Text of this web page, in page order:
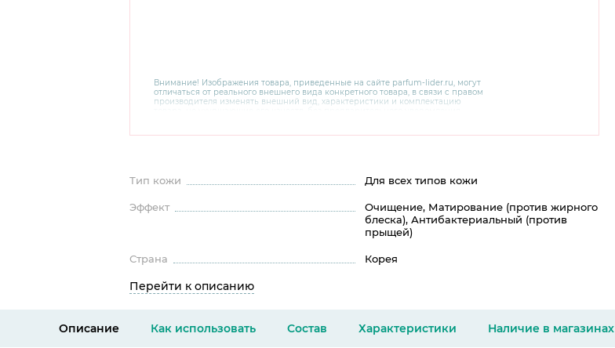
Внимание! Изображения товара, приведенные на сайте parfum-lider.ru, могут
отличаться от реального внешнего вида конкретного товара, в связи с правом
производителя изменять внешний вид, характеристики и комплектацию
консультантов по номеру 8 800 200 78 80.
Тип кожи Для всех типов кожи
Эффект
Очищение, Матирование (против жирного
блеска), Антибактериальный (против
прыщей)
Страна Корея
Перейти к описанию
Описание Как использовать Состав Характеристики Наличие в магазинах